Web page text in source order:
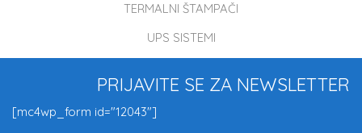
TERMALNI ŠTAMPAČI
UPS SISTEMI
PRIJAVITE SE ZA NEWSLETTER
[mc4wp_form id="12043"]